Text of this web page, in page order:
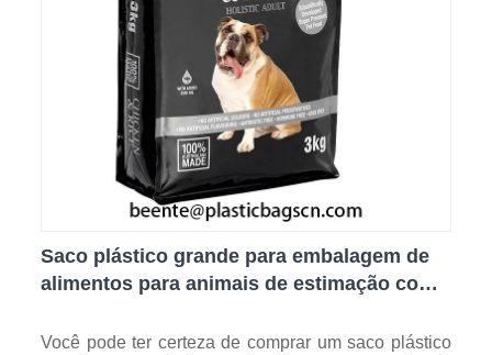
Saco plástico grande para embalagem de
alimentos para animais de estimação com
Você pode ter certeza de comprar um saco plástico